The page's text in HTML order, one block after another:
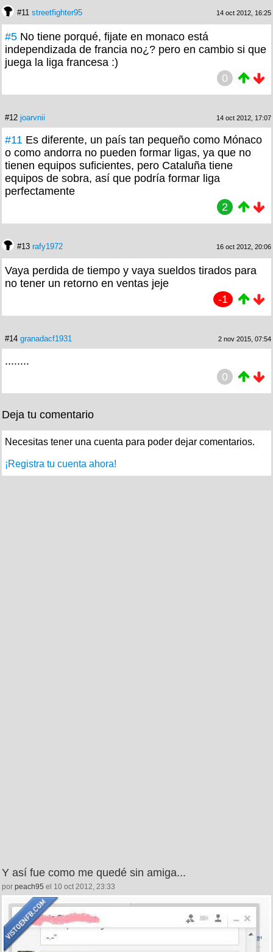
#11 streetfighter95 14 oct 2012, 16:25
#5 No tiene porqué, fijate en monaco está
independizada de francia no¿? pero en cambio si que
juega la liga francesa :)
0
#12 joarvnii 14 oct 2012, 17:07
#11 Es diferente, un país tan pequeño como Mónaco
o como andorra no pueden formar ligas, ya que no
tienen equipos suficientes, pero Cataluña tiene
equipos de sobra, así que podría formar liga
perfectamente
2
#13 rafy1972 16 oct 2012, 20:06
Vaya perdida de tiempo y vaya sueldos tirados para
no tener un retorno en ventas jeje
-1
#14 granadacf1931 2 nov 2015, 07:54
........
0
Deja tu comentario
Necesitas tener una cuenta para poder dejar comentarios.
¡Registra tu cuenta ahora!
Y así fue como me quedé sin amiga...
por peach95 el 10 oct 2012, 23:33